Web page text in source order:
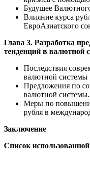
Будущее
Влияние курса
ЕвроАзиатского
Глава 3. Разработка
тенденций в валютной
Последствия
валютной системы
Предложения по
валютной системы.
Меры по
рубля в
Заключение
Список